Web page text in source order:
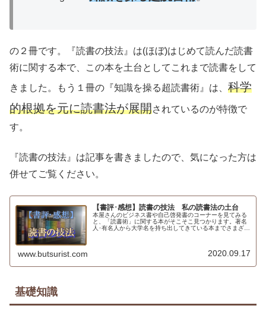
の２冊です。『読書の技法』は(ほぼ)はじめて読んだ読書
術に関する本で、この本を土台としてこれまで読書をして
きました。もう１冊の『知識を操る超読書術』は、 科学
的根拠を元に読書法が展開されているのが特徴で
す。
『読書の技法』は記事を書きましたので、気になった方は
併せてご覧ください。
【書評･感想】読書の技法 私の読書法の土台
本屋さんのビジネス書や自己啓発書のコーナーを見てみる
と、「読書術」に関する本がそこそこ見つかります。著名
人･有名人から大学名を持ち出してきている本までさまざま
www.butsurist.com 2020.09.17
基礎知識